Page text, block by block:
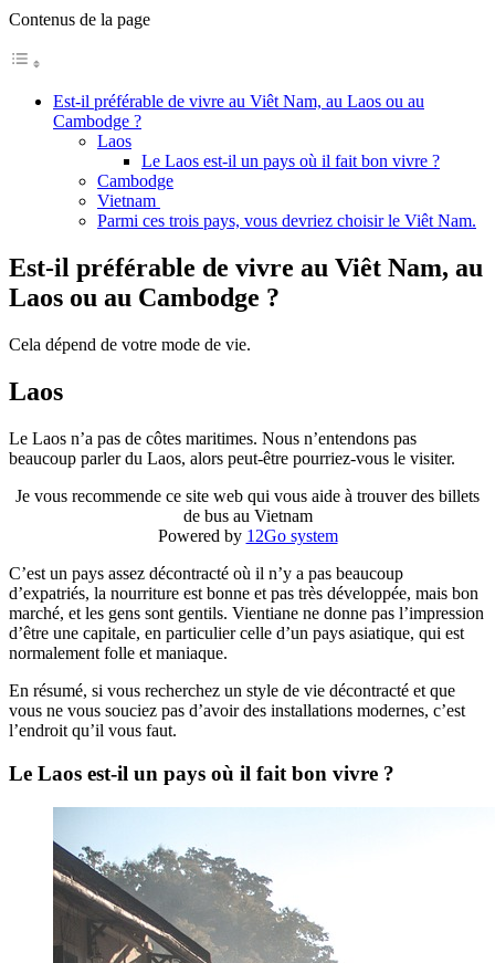
Contenus de la page
Est-il préférable de vivre au Viêt Nam, au Laos ou au
Cambodge ?
Laos
Le Laos est-il un pays où il fait bon vivre ?
Cambodge
Vietnam
Parmi ces trois pays, vous devriez choisir le Viêt Nam.
Est-il préférable de vivre au Viêt Nam, au
Laos ou au Cambodge ?
Cela dépend de votre mode de vie.
Laos
Le Laos n’a pas de côtes maritimes. Nous n’entendons pas
beaucoup parler du Laos, alors peut-être pourriez-vous le visiter.
Je vous recommende ce site web qui vous aide à trouver des billets
de bus au Vietnam
Powered by 12Go system
C’est un pays assez décontracté où il n’y a pas beaucoup
d’expatriés, la nourriture est bonne et pas très développée, mais bon
marché, et les gens sont gentils. Vientiane ne donne pas l’impression
d’être une capitale, en particulier celle d’un pays asiatique, qui est
normalement folle et maniaque.
En résumé, si vous recherchez un style de vie décontracté et que
vous ne vous souciez pas d’avoir des installations modernes, c’est
l’endroit qu’il vous faut.
Le Laos est-il un pays où il fait bon vivre ?